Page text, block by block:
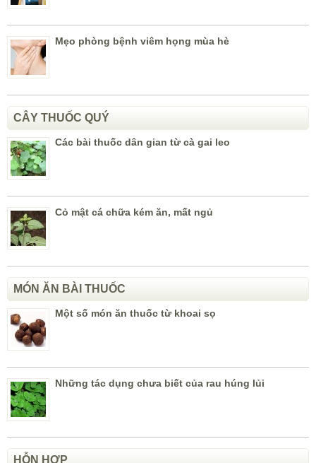
Mẹo phòng bệnh viêm họng mùa hè
CÂY THUỐC QUÝ
Các bài thuốc dân gian từ cà gai leo
Cỏ mật cá chữa kém ăn, mất ngủ
MÓN ĂN BÀI THUỐC
Một số món ăn thuốc từ khoai sọ
Những tác dụng chưa biết của rau húng lủi
HỖN HỢP